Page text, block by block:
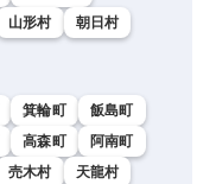
山形村
朝日村
箕輪町
飯島町
高森町
阿南町
売木村
天龍村